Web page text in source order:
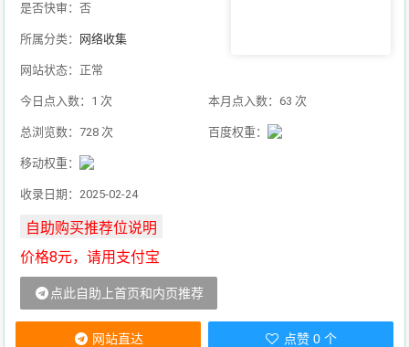
是否快审：否
所属分类： 网络收集
网站状态：正常
今日点入数：1 次 本月点入数：63 次
总浏览数：728 次 百度权重：
移动权重：
收录日期：2025-02-24
价格8元，请用支付宝
点此自助上首页和内页推荐
网站直达 点赞 0 个